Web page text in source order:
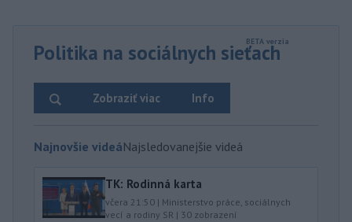
Politika na sociálnych sieťach
Info
Zobraziť viac
Najnovšie videáNajsledovanejšie videá
TK: Rodinná karta
včera 21:50 | Ministerstvo práce, sociálnych
vecí a rodiny SR | 30 zobrazení